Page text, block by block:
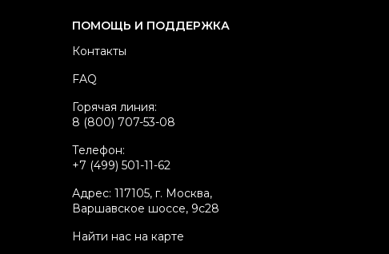
Длина ручки
Состояние товара
Oskelly ID
ПОМОЩЬ И ПОДДЕРЖКА
Контакты
FAQ
Горячая линия:
8 (800) 707-53-08
Телефон:
+7 (499) 501-11-62
Адрес: 117105, г. Москва,
Варшавское шоссе, 9с28
Найти нас на карте